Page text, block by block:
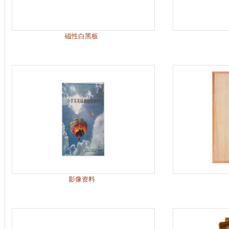
磁性白黑板
影像资料